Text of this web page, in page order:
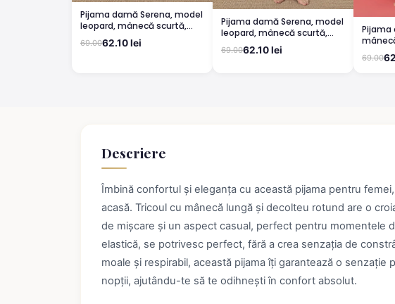
Pijama damă Serena, model
leopard, mânecă scurtă,
pantaloni 3/4
69.0062.10 lei
Pijama damă Serena, model
leopard, mânecă scurtă,
pantaloni lungi
69.0062.10 lei
lungi
Cute,
69.00
Descriere
Îmbină confortul și eleganța cu această pijama pentru
acasă. Tricoul cu mânecă lungă și decolteu rotund are o
de mișcare și un aspect casual, perfect pentru momentele
elastică, se potrivesc perfect, fără a crea senzația de
moale și respirabil, această pijama îți garantează o senzație
nopții, ajutându-te să te odihnești în confort absolut.